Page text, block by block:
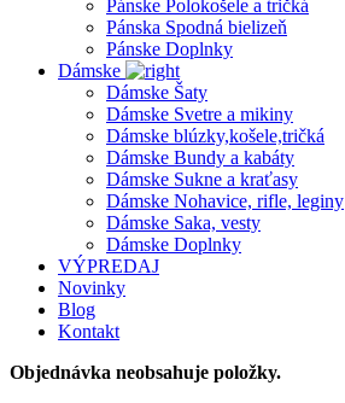
Pánske Polokošele a tričká
Pánska Spodná bielizeň
Pánske Doplnky
Dámske
Dámske Šaty
Dámske Svetre a mikiny
Dámske blúzky,košele,tričká
Dámske Bundy a kabáty
Dámske Sukne a kraťasy
Dámske Nohavice, rifle, leginy
Dámske Saka, vesty
Dámske Doplnky
VÝPREDAJ
Novinky
Blog
Kontakt
Objednávka neobsahuje položky.